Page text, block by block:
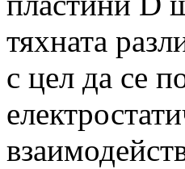
тяхната
с цел да се